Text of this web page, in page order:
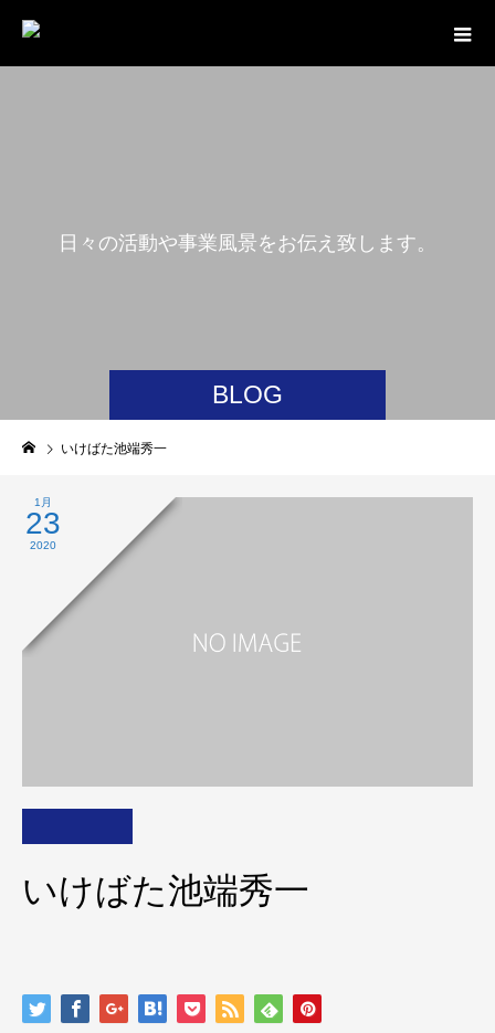
BLOG
日 々 の活動や事業風景を お伝え 致 し ま す。
いけばた池端秀一
1月
23
2020
いけばた池端秀一